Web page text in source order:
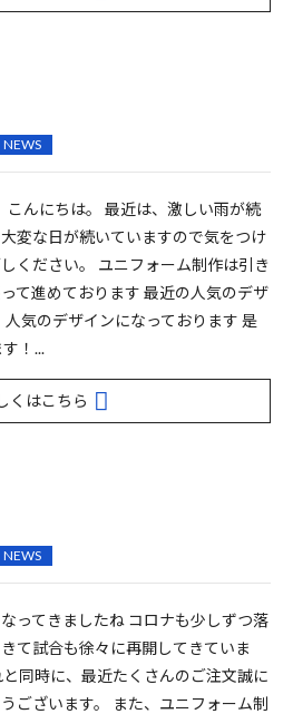
NEWS
こんにちは。 最近は、激しい雨が続
変な日が続いていますので気をつけ
ください。 ユニフォーム制作は引き
て進めております 最近の人気のデザ
気のデザインになっております 是
！...
くはこちら
NEWS
ってきましたね コロナも少しずつ落
て試合も徐々に再開してきていま
と同時に、最近たくさんのご注文誠に
ございます。 また、ユニフォーム制